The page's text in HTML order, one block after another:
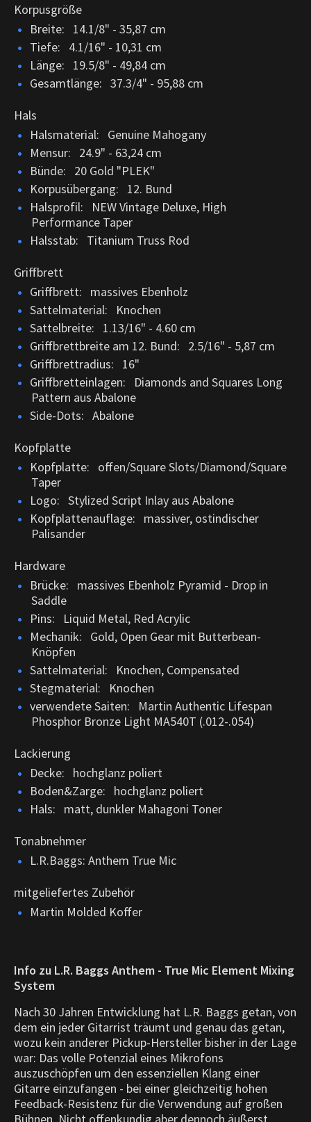
Korpusgröße
Breite: 14.1/8" - 35,87 cm
Tiefe: 4.1/16" - 10,31 cm
Länge: 19.5/8" - 49,84 cm
Gesamtlänge: 37.3/4" - 95,88 cm
Hals
Halsmaterial: Genuine Mahogany
Mensur: 24.9" - 63,24 cm
Bünde: 20 Gold "PLEK"
Korpusübergang: 12. Bund
Halsprofil: NEW Vintage Deluxe, High
Performance Taper
Halsstab: Titanium Truss Rod
Griffbrett
Griffbrett: massives Ebenholz
Sattelmaterial: Knochen
Sattelbreite: 1.13/16" - 4.60 cm
Griffbrettbreite am 12. Bund: 2.5/16" - 5,87 cm
Griffbrettradius: 16"
Griffbretteinlagen: Diamonds and Squares Long
Pattern aus Abalone
Side-Dots: Abalone
Kopfplatte
Kopfplatte: offen/Square Slots/Diamond/Square
Taper
Logo: Stylized Script Inlay aus Abalone
Kopfplattenauflage: massiver, ostindischer
Palisander
Hardware
Brücke: massives Ebenholz Pyramid - Drop in
Saddle
Pins: Liquid Metal, Red Acrylic
Mechanik: Gold, Open Gear mit Butterbean-
Knöpfen
Sattelmaterial: Knochen, Compensated
Stegmaterial: Knochen
verwendete Saiten: Martin Authentic Lifespan
Phosphor Bronze Light MA540T (.012-.054)
Lackierung
Decke: hochglanz poliert
Boden&Zarge: hochglanz poliert
Hals: matt, dunkler Mahagoni Toner
Tonabnehmer
L.R.Baggs: Anthem True Mic
mitgeliefertes Zubehör
Martin Molded Koffer
Info zu L.R. Baggs Anthem - True Mic Element Mixing
System
Nach 30 Jahren Entwicklung hat L.R. Baggs getan, von
dem ein jeder Gitarrist träumt und genau das getan,
wozu kein anderer Pickup-Hersteller bisher in der Lage
war: Das volle Potenzial eines Mikrofons
auszuschöpfen um den essenziellen Klang einer
Gitarre einzufangen - bei einer gleichzeitig hohen
Feedback-Resistenz für die Verwendung auf großen
Bühnen. Nicht offenkundig aber dennoch äußerst